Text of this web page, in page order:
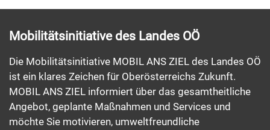
Mobilitätsinitiative des Landes OÖ
Die Mobilitätsinitiative MOBIL ANS ZIEL des Landes OÖ
ist ein klares Zeichen für Oberösterreichs Zukunft.
MOBIL ANS ZIEL informiert über das gesamtheitliche
Angebot, geplante Maßnahmen und Services und
möchte Sie motivieren, umweltfreundliche